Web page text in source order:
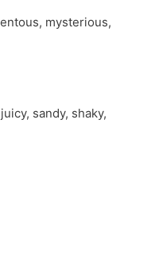
mysterious,
sandy, shaky,